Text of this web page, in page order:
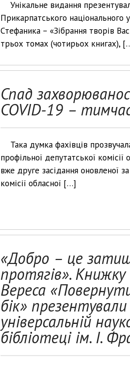
Унікальне видання
Прикарпатського національного
Стефаника – «Зібрання творів
трьох томах (чотирьох книгах),
Спад
COVID-19 –
Така думка фахівців
профільної депутатської комісії
вже друге засідання оновленої
комісії обласної […]
«Добро – це
протягів».
Вереса
бік»
універсальній
бібліотеці ім. І.